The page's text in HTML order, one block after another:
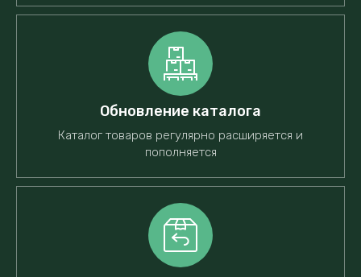
Обновление каталога
Каталог товаров регулярно расширяется и
пополняется